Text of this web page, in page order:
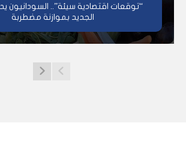
“توقعات اقتصادية سيئة”.. السودانيون
الجديد بموازنة مضطربة